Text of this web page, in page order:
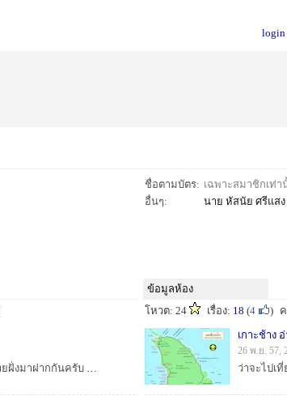
login
ชื่อตามบัตร: เฉพาะสมาชิกเท่
อื่นๆ:
นาย หัสนัย ศรีแสง
สวัสดีครับพี่น้อง SFC วันนี้ผมมีทรีปเล็กๆตกหมึกชายฝั่งมาฝากกันครับ ผลจะเป็นไงมาตามชมครับ :laughing: :laughing: :laughing: :laughing: :laughing: ...
ข้อมูลห้อง
โหวต: 24
เรื่อง: 18 (4 )
เกาะช้าง
26 พ.ย. 57,